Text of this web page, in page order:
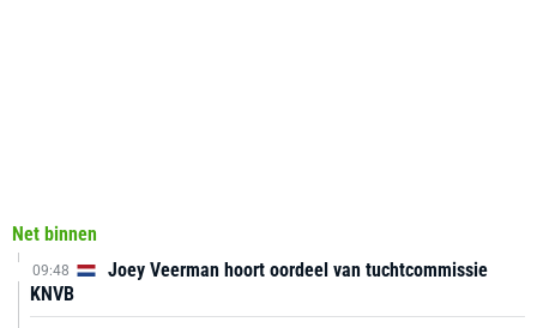
Net binnen
09:48
Joey Veerman hoort oordeel van tuchtcommissie
KNVB